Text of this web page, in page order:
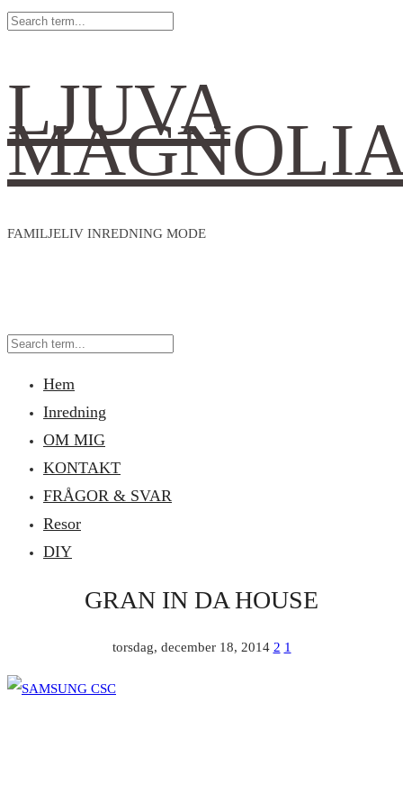
LJUVA
FAMILJELIV INREDNING MODE
Hem
Inredning
OM MIG
KONTAKT
FRÅGOR & SVAR
Resor
DIY
GRAN IN DA HOUSE
torsdag, december 18, 2014 2 1